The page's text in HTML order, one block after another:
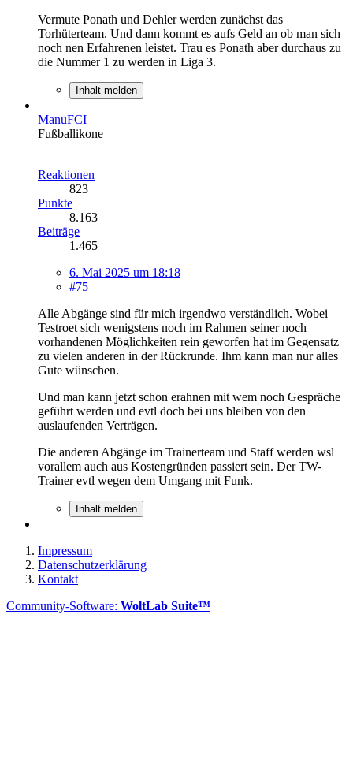
Vermute Ponath und Dehler werden zunächst das
Torhüterteam. Und dann kommt es aufs Geld an ob man sich
noch nen Erfahrenen leistet. Trau es Ponath aber durchaus zu
die Nummer 1 zu werden in Liga 3.
Inhalt melden
ManuFCI
Fußballikone
Reaktionen
823
Punkte
8.163
Beiträge
1.465
6. Mai 2025 um 18:18
#75
Alle Abgänge sind für mich irgendwo verständlich. Wobei
Testroet sich wenigstens noch im Rahmen seiner noch
vorhandenen Möglichkeiten rein geworfen hat im Gegensatz
zu vielen anderen in der Rückrunde. Ihm kann man nur alles
Gute wünschen.
Und man kann jetzt schon erahnen mit wem noch Gespräche
geführt werden und evtl doch bei uns bleiben von den
auslaufenden Verträgen.
Die anderen Abgänge im Trainerteam und Staff werden wsl
vorallem auch aus Kostengründen passiert sein. Der TW-
Trainer evtl wegen dem Umgang mit Funk.
Inhalt melden
Impressum
Datenschutzerklärung
Kontakt
Community-Software: WoltLab Suite™